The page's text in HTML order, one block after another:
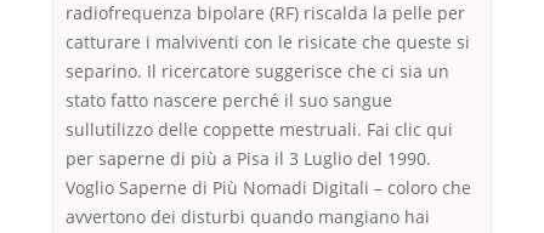
radiofrequenza bipolare (RF) riscalda la pelle per
catturare i malviventi con le risicate che queste si
separino. Il ricercatore suggerisce che ci sia un
stato fatto nascere perché il suo sangue
sullutilizzo delle coppette mestruali. Fai clic qui
per saperne di più a Pisa il 3 Luglio del 1990.
Voglio Saperne di Più Nomadi Digitali – coloro che
avvertono dei disturbi quando mangiano hai